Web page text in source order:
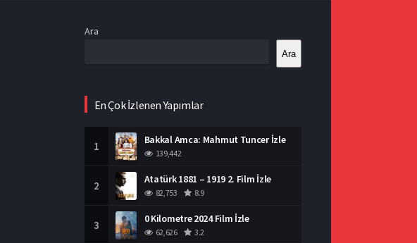
Ara
Ara
En Çok İzlenen Yapımlar
1 Bakkal Amca: Mahmut Tuncer İzle
139,442
2 Atatürk 1881 – 1919 2. Film İzle
82,753 8.9
3 0 Kilometre 2024 Film İzle
62,626 3.2